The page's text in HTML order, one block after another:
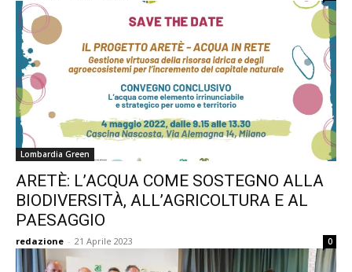
Lombardia Green
ARETÈ: L’ACQUA COME SOSTEGNO ALLA
BIODIVERSITÀ, ALL’AGRICOLTURA E AL
PAESAGGIO
redazione - 21 Aprile 2023 0